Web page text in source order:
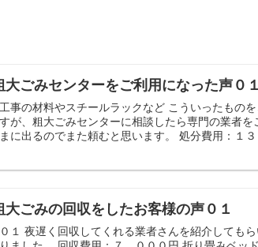
大ごみセンターをご利用になった声０１
事の材料やスチールラックなど こういったもの
が、粗大ごみセンターに相談したら専門の業者
に出るのでまた頼むと思います。 処分費用：１３
大ごみの回収をしたお客様の声０１
１ 夜遅く回収してくれる業者さんを紹介しても